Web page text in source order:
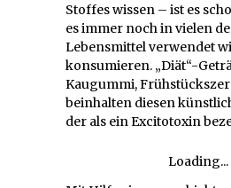
Stoffes wissen – ist es
es immer noch in vielen
Lebensmittel verwendet
konsumieren. „Diät“-
Kaugummi,
beinhalten diesen
der als ein Excitotoxin
Loading...